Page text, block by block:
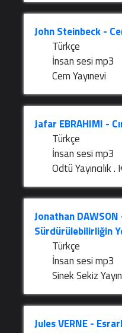
John Steinbeck -
Türkçe
İnsan sesi mp3
Cem Yayınevi
Jafar EBRAHIMI -
Türkçe
İnsan sesi mp3
Odtü Yayıncılık
Jonathan
Sürdürülebilirliğin
Türkçe
İnsan sesi mp3
Sinek Sekiz
Jules VERNE -